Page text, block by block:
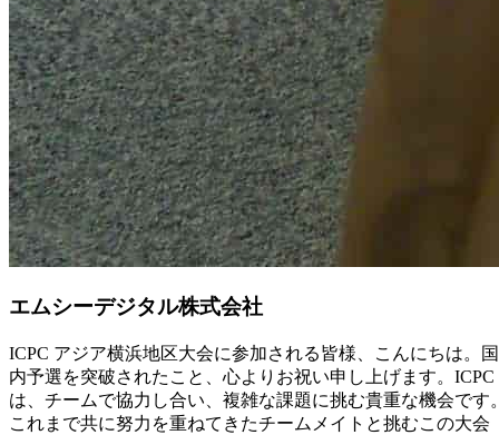
エムシーデジタル株式会社
ICPC アジア横浜地区大会に参加される皆様、こんにちは。国
内予選を突破されたこと、心よりお祝い申し上げます。ICPC
は、チームで協力し合い、複雑な課題に挑む貴重な機会です
これまで共に努力を重ねてきたチームメイトと挑むこの大会